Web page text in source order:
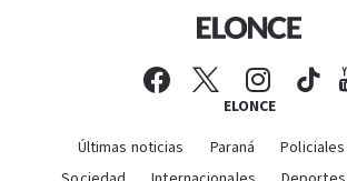
ELONCE
Últimas noticias Paraná Policiales